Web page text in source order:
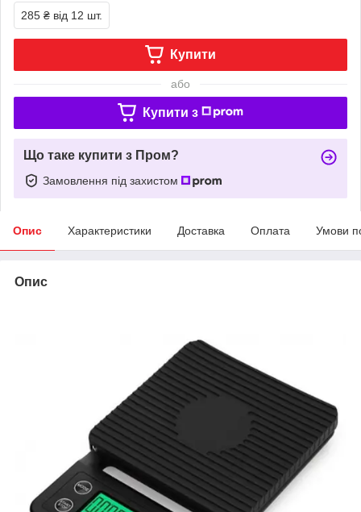
285 ₴ від 12 шт.
Купити
або
Купити з
Що таке купити з Пром?
Замовлення під захистом
Опис Характеристики Доставка Оплата Умови
Опис